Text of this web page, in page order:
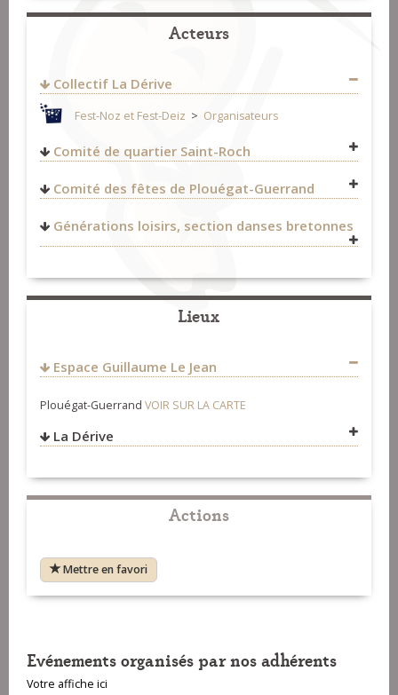
Acteurs
Collectif La Dérive
Fest-Noz et Fest-Deiz > Organisateurs
Comité de quartier Saint-Roch
Fest-Noz et Fest-Deiz>Organisateurs
Comité des fêtes de Plouégat-Guerrand
Générations loisirs, section danses bretonnes
Lieux
Espace Guillaume Le Jean
Plouégat-Guerrand VOIR SUR LA CARTE
La Dérive
VOIR SUR LA CARTE
Actions
Mettre en favori
Evénements organisés par nos adhérents
Votre affiche ici